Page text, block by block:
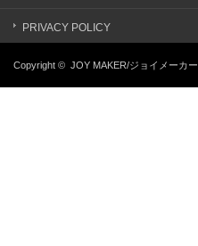
PRIVACY POLICY
Copyright © JOY MAKER/ジョイメーカー